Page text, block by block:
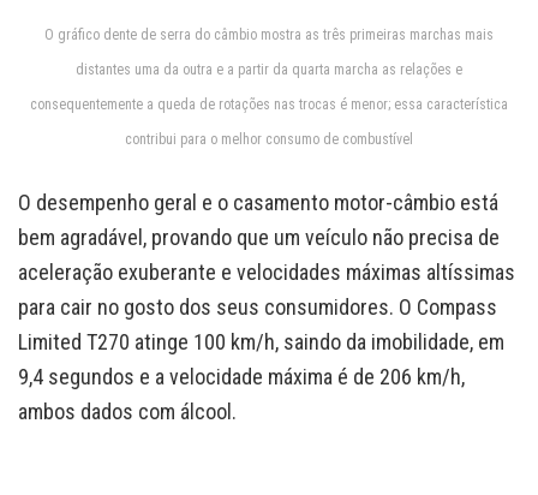
O gráfico dente de serra do câmbio mostra as três primeiras marchas mais
distantes uma da outra e a partir da quarta marcha as relações e
consequentemente a queda de rotações nas trocas é menor; essa característica
contribui para o melhor consumo de combustível
O desempenho geral e o casamento motor-câmbio está
bem agradável, provando que um veículo não precisa de
aceleração exuberante e velocidades máximas altíssimas
para cair no gosto dos seus consumidores. O Compass
Limited T270 atinge 100 km/h, saindo da imobilidade, em
9,4 segundos e a velocidade máxima é de 206 km/h,
ambos dados com álcool.